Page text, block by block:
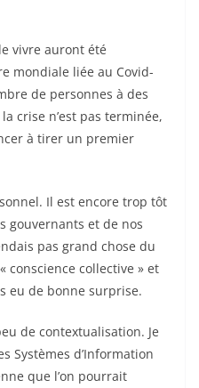
vivre auront été
mondiale liée au Covid-
de personnes à des
crise n’est pas terminée,
à tirer un premier
Il est encore trop tôt
gouvernants et de nos
pas grand chose du
conscience collective » et
eu de bonne surprise.
de contextualisation. Je
Systèmes d’Information
que l’on pourrait